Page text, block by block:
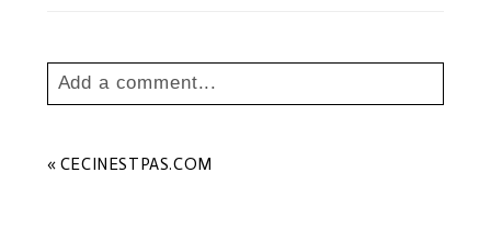
Add a comment...
Les champs marqués sont requis *
« CECINESTPAS.COM